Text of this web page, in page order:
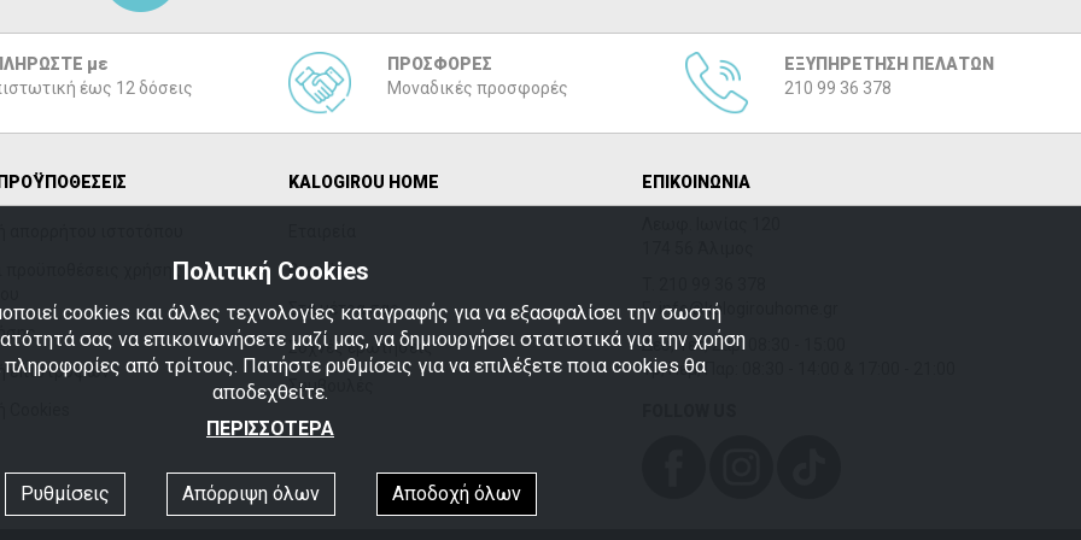
με
έως 12 δόσεις
ΠΡΟΣΦΟΡΕΣ
Μοναδικές προσφορές
ΕΞΥΠΗΡΕΤΗΣΗ ΠΕΛΑΤΩΝ
210 99 36 378
προϋποθέσεις χρήσης
επιστροφών
ΚΑLOGIROU HOME
Brands
Στα μέτρα σας
Συχνές ερωτήσεις
Συμβουλές
ΕΠΙΚΟΙΝΩΝΙΑ
E. info@kalogirouhome.gr
Δευ, Τετ, Σάβ: 08:30 - 15:00
Τρ, Πέμ, Παρ: 08:30 - 14:00 & 17:00 - 21:00
Πολιτική Cookies
cookies και άλλες τεχνολογίες καταγραφής για να εξασφαλίσει την σωστή
σας να επικοινωνήσετε μαζί μας, να δημιουργήσει στατιστικά για την χρήση
πληροφορίες από τρίτους. Πατήστε ρυθμίσεις για να επιλέξετε ποια cookies θα
αποδεχθείτε.
ΠΕΡΙΣΣΟΤΕΡΑ
Ρυθμίσεις Απόρριψη όλων Αποδοχή όλων